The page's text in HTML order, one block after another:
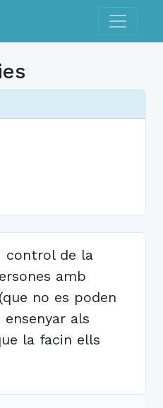
Toggle
control de la
amb
no es poden
als
la facin ells